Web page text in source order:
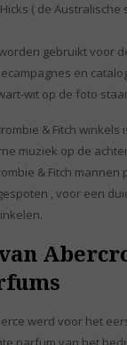
( de
gebruikt voor
en
wit op de foto
& Fitch winkels
muziek op de
& Fitch mannen
, voor een
werd voor het